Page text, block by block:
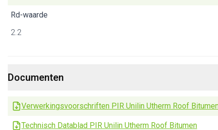
Rd-waarde
2.2
Documenten
Verwerkingsvoorschriften PIR Unilin Utherm Roof
Technisch Datablad PIR Unilin Utherm Roof Bitumen